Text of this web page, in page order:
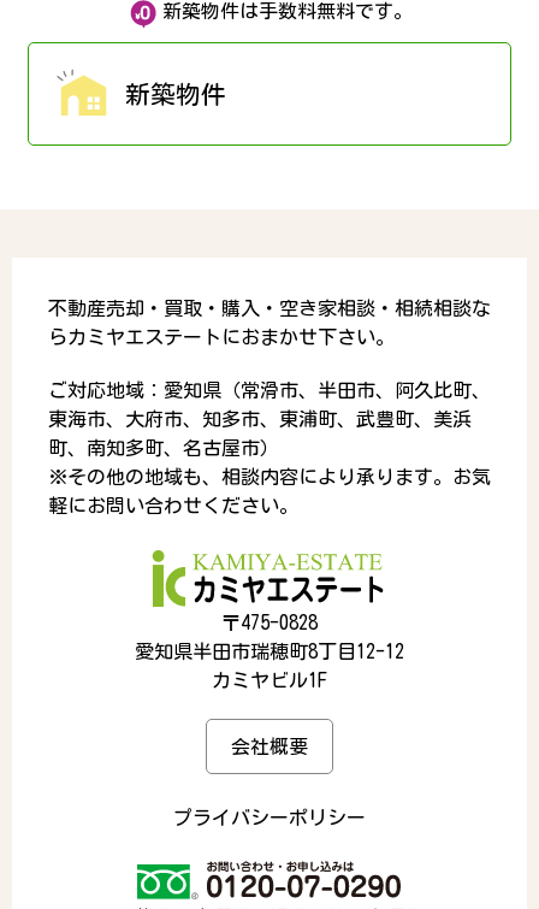
新築物件は手数料無料です。
新築物件
不動産売却・買取・購入・空き家相談・相続相談な
らカミヤエステートにおまかせ下さい。
ご対応地域：愛知県（常滑市、半田市、阿久比町、
東海市、大府市、知多市、東浦町、武豊町、美浜
町、南知多町、名古屋市）
※その他の地域も、相談内容により承ります。お気
軽にお問い合わせください。
〒475-0828
愛知県半田市瑞穂町8丁目12-12
カミヤビル1F
会社概要
プライバシーポリシー